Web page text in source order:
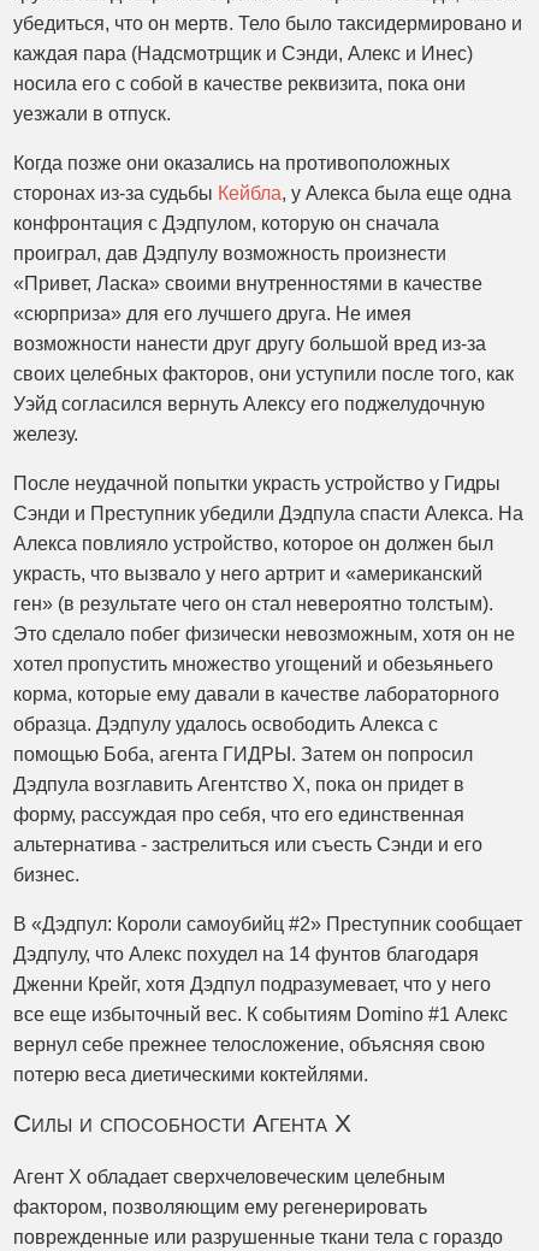
убедиться, что он мертв. Тело было таксидермировано и
каждая пара (Надсмотрщик и Сэнди, Алекс и Инес)
носила его с собой в качестве реквизита, пока они
уезжали в отпуск.
Когда позже они оказались на противоположных
сторонах из-за судьбы Кейбла, у Алекса была еще одна
конфронтация с Дэдпулом, которую он сначала
проиграл, дав Дэдпулу возможность произнести
«Привет, Ласка» своими внутренностями в качестве
«сюрприза» для его лучшего друга. Не имея
возможности нанести друг другу большой вред из-за
своих целебных факторов, они уступили после того, как
Уэйд согласился вернуть Алексу его поджелудочную
железу.
После неудачной попытки украсть устройство у Гидры
Сэнди и Преступник убедили Дэдпула спасти Алекса. На
Алекса повлияло устройство, которое он должен был
украсть, что вызвало у него артрит и «американский
ген» (в результате чего он стал невероятно толстым).
Это сделало побег физически невозможным, хотя он не
хотел пропустить множество угощений и обезьяньего
корма, которые ему давали в качестве лабораторного
образца. Дэдпулу удалось освободить Алекса с
помощью Боба, агента ГИДРЫ. Затем он попросил
Дэдпула возглавить Агентство X, пока он придет в
форму, рассуждая про себя, что его единственная
альтернатива - застрелиться или съесть Сэнди и его
бизнес.
В «Дэдпул: Короли самоубийц #2» Преступник сообщает
Дэдпулу, что Алекс похудел на 14 фунтов благодаря
Дженни Крейг, хотя Дэдпул подразумевает, что у него
все еще избыточный вес. К событиям Domino #1 Алекс
вернул себе прежнее телосложение, объясняя свою
потерю веса диетическими коктейлями.
Силы и способности Агента X
Агент X обладает сверхчеловеческим целебным
фактором, позволяющим ему регенерировать
поврежденные или разрушенные ткани тела с гораздо